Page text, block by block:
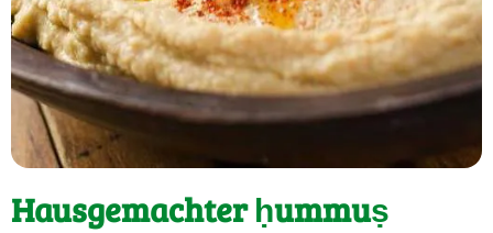
Hausgemachter ḥummuṣ